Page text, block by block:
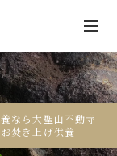
なら大聖山不動寺
焚き上げ供養